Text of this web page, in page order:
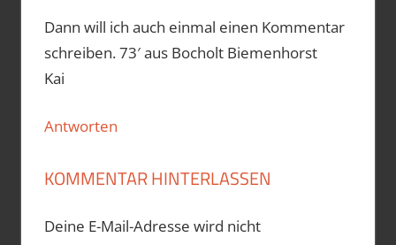
Dann will ich auch einmal einen Kommentar
schreiben. 73′ aus Bocholt Biemenhorst
Kai
Antworten
KOMMENTAR HINTERLASSEN
Deine E-Mail-Adresse wird nicht